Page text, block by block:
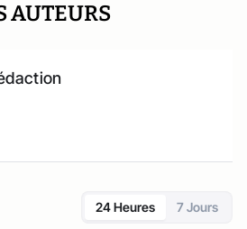
AUTEURS
24 Heures 7 Jours